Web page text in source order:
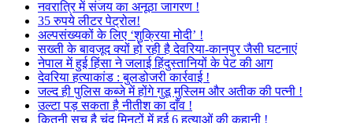
नवरात्रि में संजय का अनूठा जागरण !
35 रुपये लीटर पेट्रोल!
अल्पसंख्यकों के लिए ‘शुक्रिया मोदी’ !
सख्ती के बावजूद क्यों हो रही है देवरिया-कानपुर जैसी घटनाएं
नेपाल में हुई हिंसा ने जलाई हिंदुस्तानियों के पेट की आग
देवरिया हत्याकांड : बुलडोजरी कार्रवाई !
जल्द ही पुलिस कब्जे में होंगे गुडू मुस्लिम और अतीक की पत्नी !
उल्टा पड़ सकता है नीतीश का दाँव !
कितनी सच है चंद मिनटों में हुई 6 हत्याओं की कहानी !